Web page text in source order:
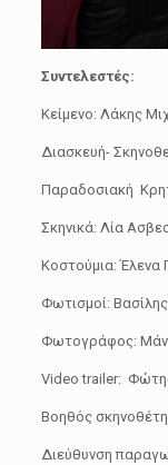
Συντελεστές:
Κείμενο: Λάκης
Διασκευή-
Παραδοσιακή
Σκηνικά: Λία
Κοστούμια: Έλενα
Φωτισμοί:
Φωτογράφος:
Video trailer:
Βοηθός
Διεύθυνση